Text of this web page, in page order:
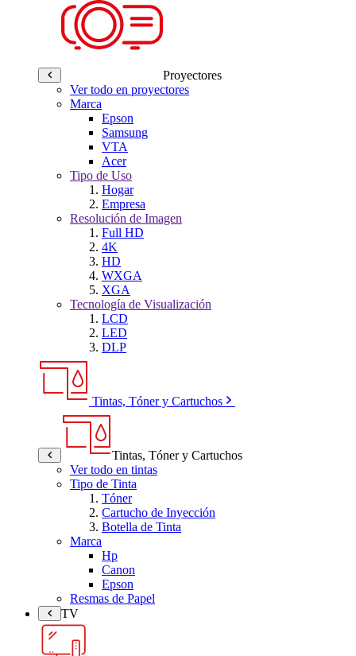
Proyectores
Ver todo en proyectores
Marca
Epson
Samsung
VTA
Acer
Tipo de Uso
Hogar
Empresa
Resolución de Imagen
Full HD
4K
HD
WXGA
XGA
Tecnología de Visualización
LCD
LED
DLP
Tintas, Tóner y Cartuchos
Tintas, Tóner y Cartuchos
Ver todo en tintas
Tipo de Tinta
Tóner
Cartucho de Inyección
Botella de Tinta
Marca
Hp
Canon
Epson
Resmas de Papel
TV